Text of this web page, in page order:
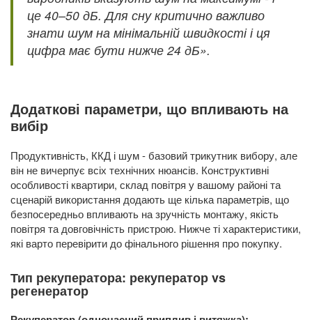
це 40–50 дБ. Для сну критично важливо
знати шум на мінімальній швидкості і ця
цифра має бути нижче 24 дБ».
Додаткові параметри, що впливають на
вибір
Продуктивність, ККД і шум - базовий трикутник вибору, але
він не вичерпує всіх технічних нюансів. Конструктивні
особливості квартири, склад повітря у вашому районі та
сценарій використання додають ще кілька параметрів, що
безпосередньо впливають на зручність монтажу, якість
повітря та довговічність пристрою. Нижче ті характеристики,
які варто перевірити до фінального рішення про покупку.
Тип рекуператора: рекуператор vs
регенератор